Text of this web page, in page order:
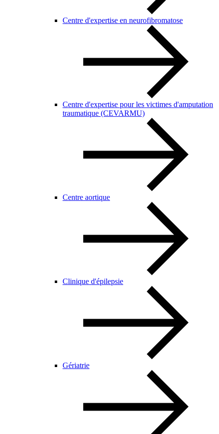
Centre d'expertise en neurofibromatose
Centre d'expertise pour les victimes d'amputation
traumatique (CEVARMU)
Centre aortique
Clinique d'épilepsie
Gériatrie